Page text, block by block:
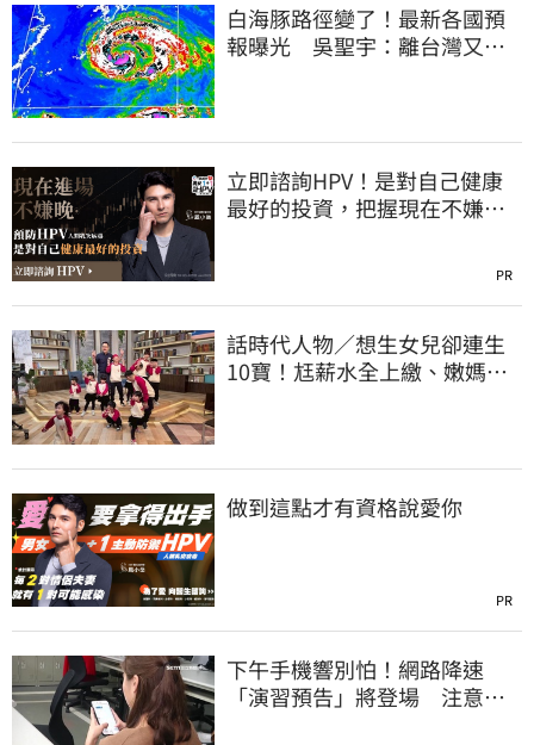
白海豚路徑變了！最新各國預
報曝光 吳聖宇：離台灣又更
立即諮詢HPV！是對自己健康
最好的投資，把握現在不嫌
PR
話時代人物／想生女兒卻連生
10寶！尪薪水全上繳、嫩媽吐
做到這點才有資格說愛你
PR
下午手機響別怕！網路降速
「演習預告」將登場 注意事